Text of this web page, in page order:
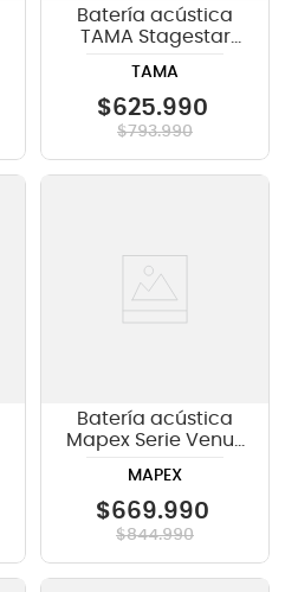
Batería acústica
TAMA Stagestar
CSS
TAMA
$625.990
$793.990
Batería acústica
Mapex Serie Venus
Aqua Blue Sparkle
MAPEX
$669.990
$844.990